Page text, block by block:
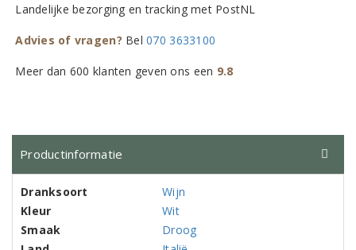
Landelijke bezorging en tracking met PostNL
Advies of vragen? Bel070 3633100
Meer dan 600 klanten geven ons een 9.8
Productinformatie
Dranksoort
Wijn
Kleur
Wit
Smaak
Droog